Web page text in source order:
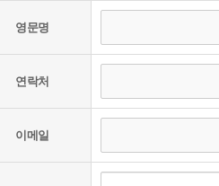
영문명
연락처
이메일